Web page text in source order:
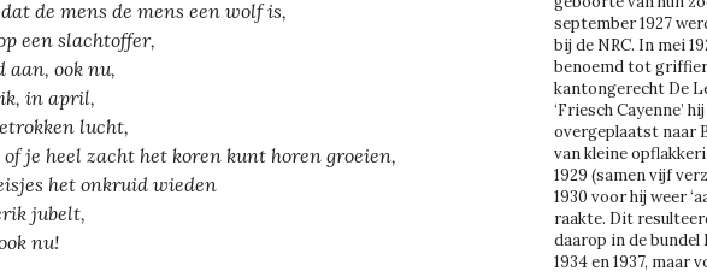
de mens de mens een wolf is,
een slachtoffer,
ook nu,
in april,
lucht,
je heel zacht het koren kunt horen groeien,
het onkruid wieden
jubelt,
nu!
september 1927
bij de NRC. In mei
benoemd tot
kantongerecht De
‘Friesch Cayenne’
overgeplaatst naar
van kleine
1929 (samen vijf
1930 voor hij weer
raakte. Dit
daarop in de
1934 en 1937, maar